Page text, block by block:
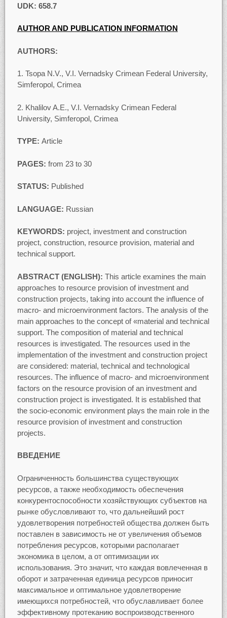
UDK: 658.7
AUTHOR AND PUBLICATION INFORMATION
AUTHORS:
1. Tsopa N.V., V.I. Vernadsky Crimean Federal University,
Simferopol, Crimea
2. Khalilov A.E., V.I. Vernadsky Crimean Federal
University, Simferopol, Crimea
TYPE: Article
PAGES: from 23 to 30
STATUS: Published
LANGUAGE: Russian
KEYWORDS: project, investment and construction
project, construction, resource provision, material and
technical support.
ABSTRACT (ENGLISH): This article examines the main
approaches to resource provision of investment and
construction projects, taking into account the influence of
macro- and microenvironment factors. The analysis of the
main approaches to the concept of «material and technical
support. The composition of material and technical
resources is investigated. The resources used in the
implementation of the investment and construction project
are considered: material, technical and technological
resources. The influence of macro- and microenvironment
factors on the resource provision of an investment and
construction project is investigated. It is established that
the socio-economic environment plays the main role in the
resource provision of investment and construction
projects.
ВВЕДЕНИЕ
Ограниченность большинства существующих
ресурсов, а также необходимость обеспечения
конкурентоспособности хозяйствующих субъектов на
рынке обусловливают то, что дальнейший рост
удовлетворения потребностей общества должен быть
поставлен в зависимость не от увеличения объемов
потребления ресурсов, которыми располагает
экономика в целом, а от оптимизации их
использования. Это значит, что каждая вовлеченная в
оборот и затраченная единица ресурсов приносит
максимальное и оптимальное удовлетворение
имеющихся потребностей, что обуславливает более
эффективному протеканию воспроизводственного